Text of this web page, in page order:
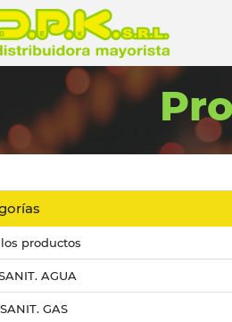
productos
AGUA
GAS